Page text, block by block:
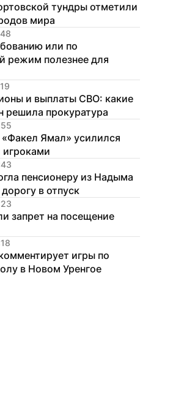
тундры отметили
мира
или по
режим полезнее для
и выплаты СВО: какие
решила прокуратура
Ямал» усилился
пенсионеру из Надыма
в отпуск
запрет на посещение
игры по
в Новом Уренгое